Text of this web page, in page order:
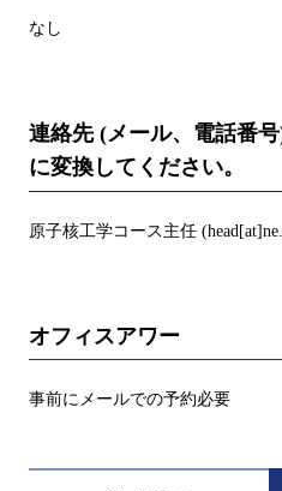
なし
連絡先 (メール、電話番
に変換してください。
原子核工学コース主任
オフィスアワー
事前にメールでの予約必要